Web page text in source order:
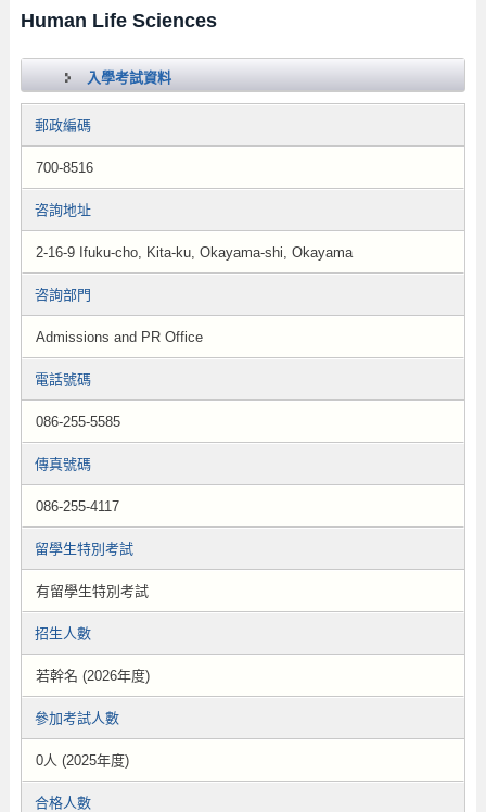
Human Life Sciences
入學考試資料
郵政編碼
700-8516
咨詢地址
2-16-9 Ifuku-cho, Kita-ku, Okayama-shi, Okayama
咨詢部門
Admissions and PR Office
電話號碼
086-255-5585
傳真號碼
086-255-4117
留學生特別考試
有留學生特別考試
招生人數
若幹名 (2026年度)
參加考試人數
0人 (2025年度)
合格人數